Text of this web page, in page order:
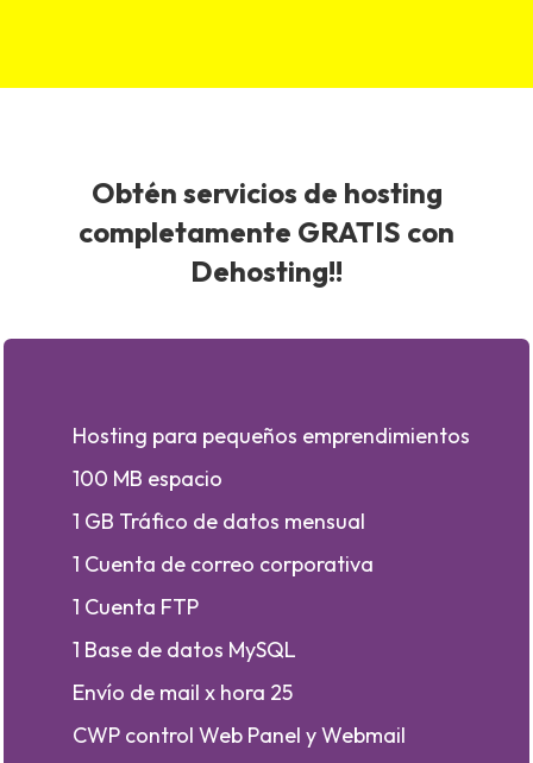
Obtén servicios de hosting
completamente GRATIS con
Dehosting!!
Hosting para pequeños emprendimientos
100 MB espacio
1 GB Tráfico de datos mensual
1 Cuenta de correo corporativa
1 Cuenta FTP
1 Base de datos MySQL
Envío de mail x hora 25
CWP control Web Panel y Webmail